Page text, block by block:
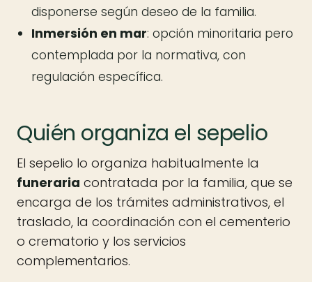
disponerse según deseo de la familia.
Inmersión en mar: opción minoritaria pero
contemplada por la normativa, con
regulación específica.
Quién organiza el sepelio
El sepelio lo organiza habitualmente la
funeraria contratada por la familia, que se
encarga de los trámites administrativos, el
traslado, la coordinación con el cementerio
o crematorio y los servicios
complementarios.